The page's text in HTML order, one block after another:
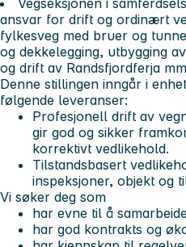
Vegseksjonen i
ansvar for drift og ordinært
fylkesveg med bruer og
og dekkelegging, utbygging
og drift av Randsfjordferja
Denne stillingen inngår i
følgende leveranser:
Profesjonell drift av
gir god og sikker
korrektivt vedlikehold.
Tilstandsbasert
inspeksjoner, objekt og
Vi søker deg som
har evne til å
­har god kontrakts­ og